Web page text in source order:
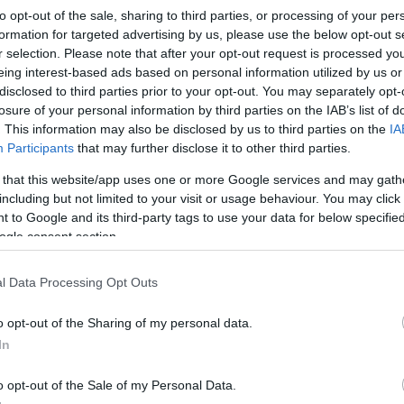
opt-out of the sale, sharing to third parties, or processing of your
for targeted advertising by us, please use the below opt-out
selection. Please note that after your opt-out request is processed
interest-based ads based on personal information utilized by us
to third parties prior to your opt-out. You may separately
of your personal information by third parties on the IAB’s list of
This information may also be disclosed by us to third parties on the
Participants that may further disclose it to other third parties.
that this website/app uses one or more Google services and may
but not limited to your visit or usage behaviour. You may
to Google and its third-party tags to use your data for below
consent section.
Data Processing Opt Outs
opt-out of the Sharing of my personal data.
opt-out of the Sale of my Personal Data.
réteg alá, feltárva a fegyver belső
egy rendkívül ritka lelet, amely
az ország partvidékén”
Prof. Deborah Cvikel, a Haifai Egyetem
hasonló, a keresztes lovagok korából
nagyban hozzájárul a tengeri
életének megismeréséhez.”
során kiderült, hogy a kardot nem a mai
hozták a régióba. Bár a formája ép, az
Dr. Eyal Berkowitz, a Medica Diagnostics
jelentőségét: „A technológia lehetővé